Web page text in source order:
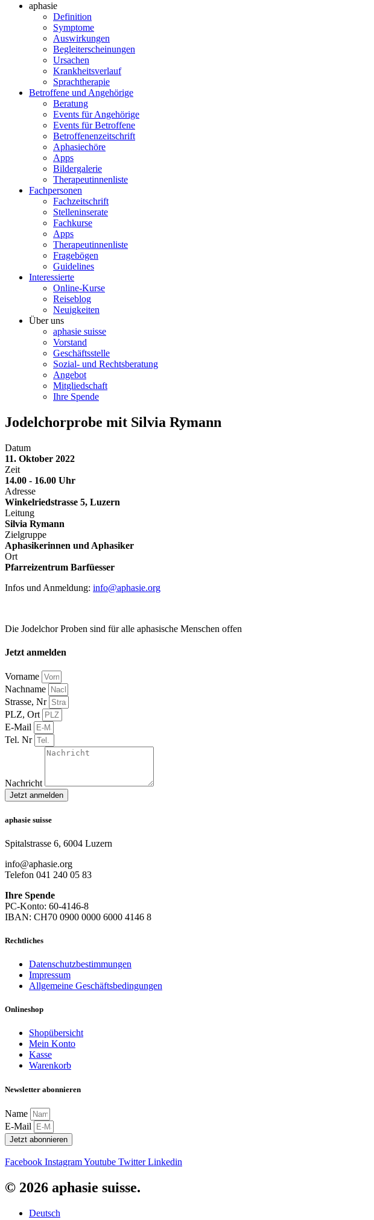
aphasie
Definition
Symptome
Auswirkungen
Begleiterscheinungen
Ursachen
Krankheitsverlauf
Sprachtherapie
Betroffene und Angehörige
Beratung
Events für Angehörige
Events für Betroffene
Betroffenenzeitschrift
Aphasiechöre
Apps
Bildergalerie
Therapeutinnenliste
Fachpersonen
Fachzeitschrift
Stelleninserate
Fachkurse
Apps
Therapeutinnenliste
Fragebögen
Guidelines
Interessierte
Online-Kurse
Reiseblog
Neuigkeiten
Über uns
aphasie suisse
Vorstand
Geschäftsstelle
Sozial- und Rechtsberatung
Angebot
Mitgliedschaft
Ihre Spende
Jodelchorprobe mit Silvia Rymann
Datum
11. Oktober 2022
Zeit
14.00 - 16.00 Uhr
Adresse
Winkelriedstrasse 5, Luzern
Leitung
Silvia Rymann
Zielgruppe
Aphasikerinnen und Aphasiker
Ort
Pfarreizentrum Barfüesser
Infos und Anmeldung: info@aphasie.org
Die Jodelchor Proben sind für alle aphasische Menschen offen
Jetzt anmelden
Vorname
Nachname
Strasse, Nr
PLZ, Ort
E-Mail
Tel. Nr
Nachricht
Jetzt anmelden
aphasie suisse
Spitalstrasse 6, 6004 Luzern
info@aphasie.org
Telefon 041 240 05 83
Ihre Spende
PC-Konto: 60-4146-8
IBAN: CH70 0900 0000 6000 4146 8
Rechtliches
Datenschutzbestimmungen
Impressum
Allgemeine Geschäftsbedingungen
Onlineshop
Shopübersicht
Mein Konto
Kasse
Warenkorb
Newsletter abonnieren
Name
E-Mail
Jetzt abonnieren
Facebook InstagramYoutube Twitter Linkedin
© 2026 aphasie suisse.
Deutsch